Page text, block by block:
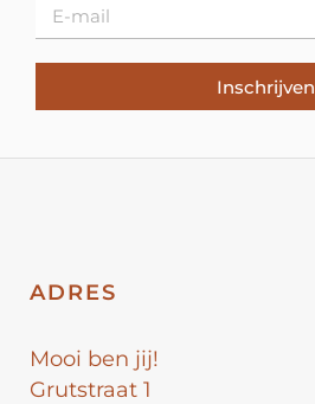
Inschrijven
ADRES
Mooi ben jij!
Grutstraat 1